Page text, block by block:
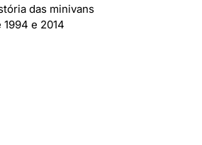
das minivans
e 2014